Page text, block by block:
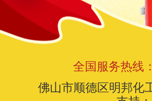
全国服务热线：
佛山市顺德区明邦化